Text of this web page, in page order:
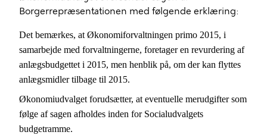
Borgerrepræsentationen med følgende erklæring:
Det bemærkes, at Økonomiforvaltningen primo 2015, i
samarbejde med forvaltningerne, foretager en revurdering af
anlægsbudgettet i 2015, men henblik på, om der kan flyttes
anlægsmidler tilbage til 2015.
Økonomiudvalget forudsætter, at eventuelle merudgifter som
følge af sagen afholdes inden for Socialudvalgets
budgetramme.